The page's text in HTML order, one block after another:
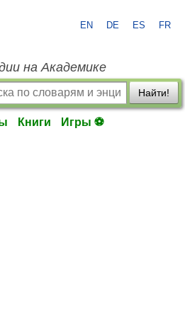
EN DE ES FR
на Академике
Найти!
Книги Игры ⚽